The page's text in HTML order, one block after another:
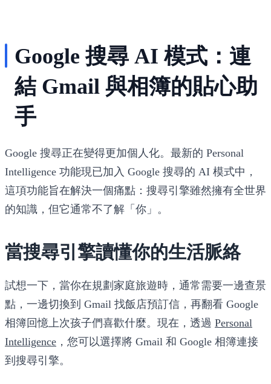
Google 搜尋 AI 模式：連
結 Gmail 與相簿的貼心助
手
Google 搜尋正在變得更加個人化。最新的 Personal
Intelligence 功能現已加入 Google 搜尋的 AI 模式中，
這項功能旨在解決一個痛點：搜尋引擎雖然擁有全世界
的知識，但它通常不了解「你」。
當搜尋引擎讀懂你的生活脈絡
試想一下，當你在規劃家庭旅遊時，通常需要一邊查景
點，一邊切換到 Gmail 找飯店預訂信，再翻看 Google
相簿回憶上次孩子們喜歡什麼。現在，透過 Personal
Intelligence ，您可以選擇將 Gmail 和 Google 相簿連接
到搜尋引擎。